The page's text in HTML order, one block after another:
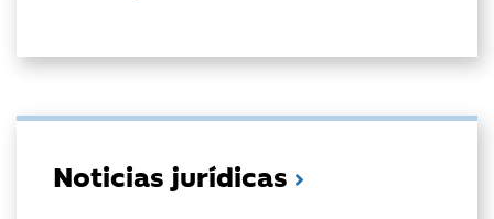
Noticias jurídicas